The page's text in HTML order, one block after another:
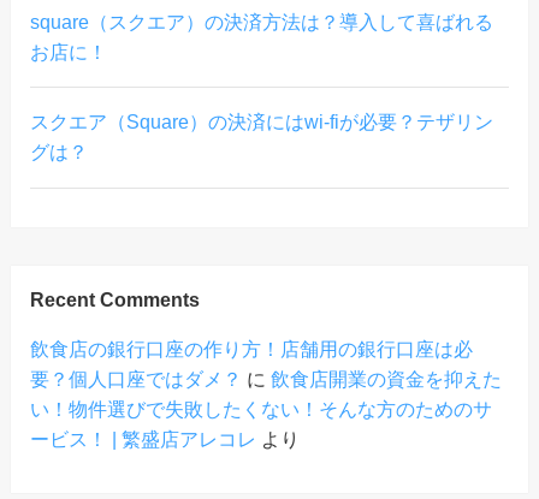
square（スクエア）の決済方法は？導入して喜ばれる
お店に！
スクエア（Square）の決済にはwi-fiが必要？テザリン
グは？
Recent Comments
飲食店の銀行口座の作り方！店舗用の銀行口座は必
要？個人口座ではダメ？ に 飲食店開業の資金を抑えた
い！物件選びで失敗したくない！そんな方のためのサ
ービス！ | 繁盛店アレコレ より